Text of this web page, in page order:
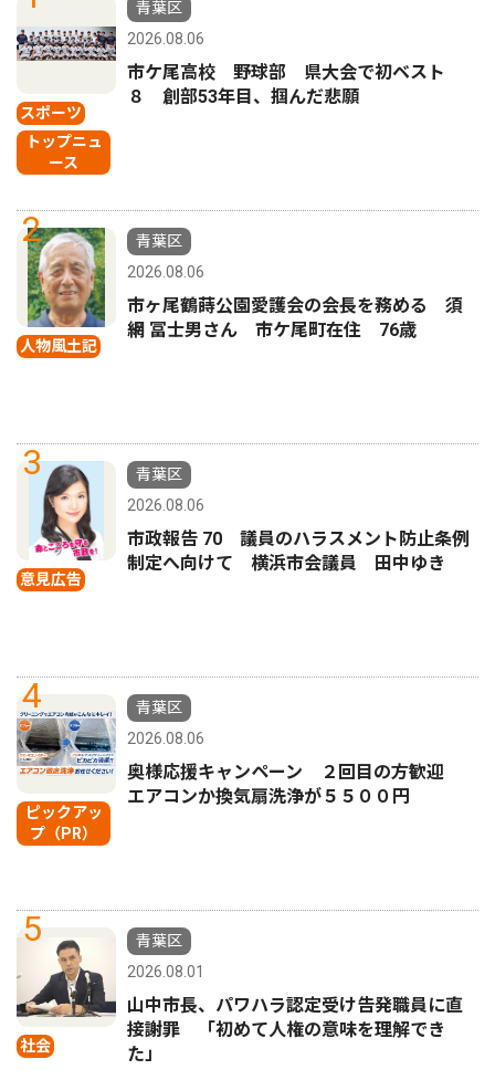
スポーツ
トップニュ
ース
青葉区
2026.08.06
市ケ尾高校 野球部 県大会で初ベスト
８ 創部53年目、掴んだ悲願
2
人物風土記
青葉区
2026.08.06
市ヶ尾鶴蒔公園愛護会の会長を務める 須
網 冨士男さん 市ケ尾町在住 76歳
3
意見広告
青葉区
2026.08.06
市政報告 70 議員のハラスメント防止条例
制定へ向けて 横浜市会議員 田中ゆき
4
ピックアッ
プ（PR）
青葉区
2026.08.06
奥様応援キャンペーン ２回目の方歓迎
エアコンか換気扇洗浄が５５００円
5
社会
青葉区
2026.08.01
山中市長、パワハラ認定受け告発職員に直
接謝罪 「初めて人権の意味を理解でき
た」